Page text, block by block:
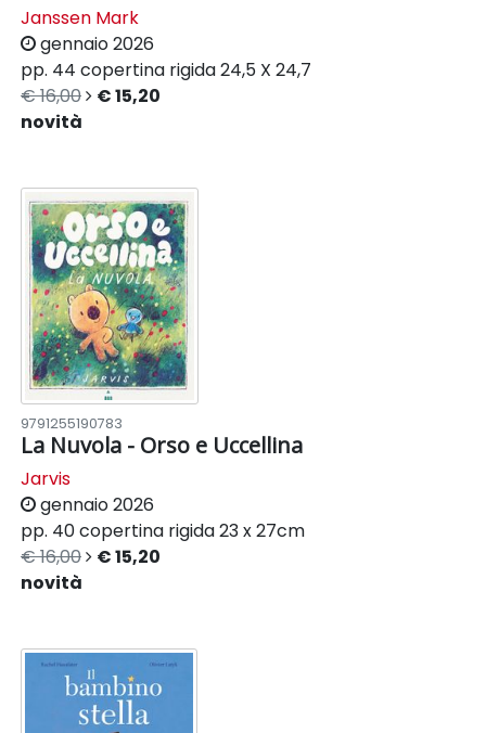
Janssen Mark
gennaio 2026
pp. 44 copertina rigida24,5 X 24,7
€ 16,00
€ 15,20
novità
9791255190783
La Nuvola - Orso e Uccellina
Jarvis
gennaio 2026
pp. 40copertina rigida23 x 27cm
€ 16,00
€ 15,20
novità